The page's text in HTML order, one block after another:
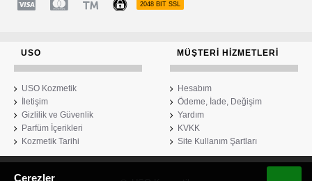
2048 BIT SSL
USO
USO Kozmetik
İletişim
Gizlilik ve Güvenlik
Parfüm İçerikleri
Kozmetik Tarihi
MÜŞTERI HIZMETLERI
Hesabım
Ödeme, İade, Değişim
Yardım
KVKK
Site Kullanım Şartları
Çerezler